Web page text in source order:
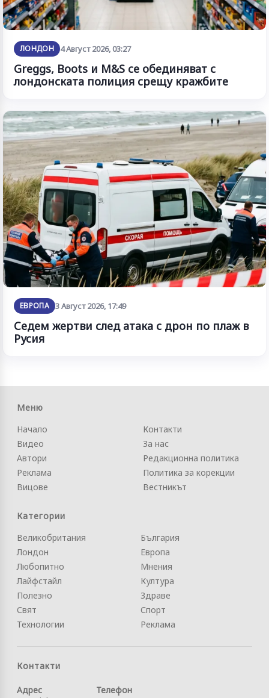
ЛОНДОН 4 Август 2026, 03:27
Greggs, Boots и M&S се обединяват с
лондонската полиция срещу кражбите
ЕВРОПА 3 Август 2026, 17:49
Седем жертви след атака с дрон по плаж в
Русия
Меню
Начало
Видео
Автори
Реклама
Вицове
Контакти
За нас
Редакционна политика
Политика за корекции
Вестникът
Категории
Великобритания
Лондон
Любопитно
Лайфстайл
Полезно
Свят
Технологии
България
Европа
Мнения
Култура
Здраве
Спорт
Реклама
Контакти
Адрес
Телефон